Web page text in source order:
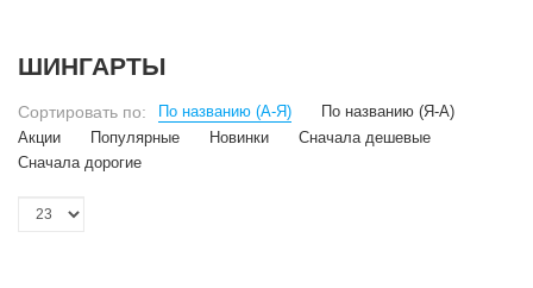
ШИНГАРТЫ
Сортировать по: По названию (А-Я)
По названию (Я-А)
Акции
Популярные Новинки
Сначала дешевые
Сначала дорогие